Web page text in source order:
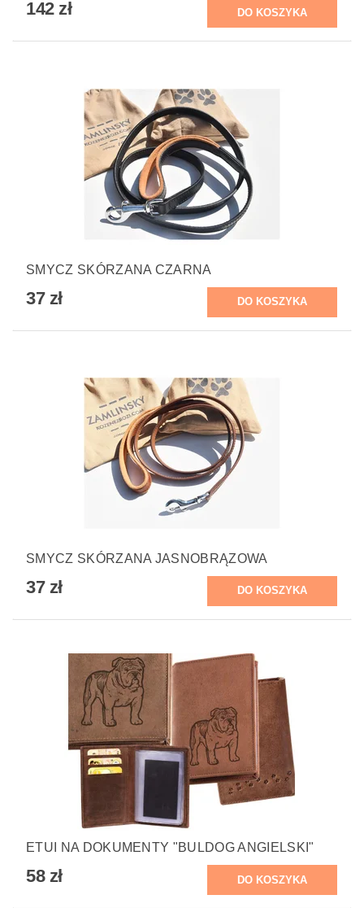
142 zł
SMYCZ SKÓRZANA CZARNA
37 zł
SMYCZ SKÓRZANA JASNOBRĄZOWA
37 zł
ETUI NA DOKUMENTY "BULDOG ANGIELSKI"
58 zł